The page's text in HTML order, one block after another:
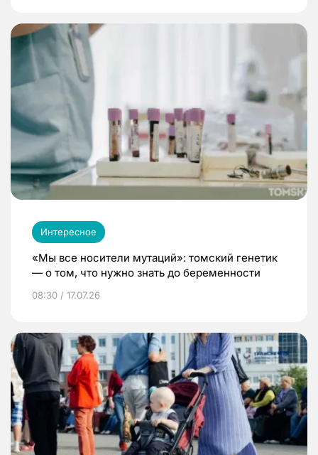
Интересное
«Мы все носители мутаций»: томский генетик
— о том, что нужно знать до беременности
08:30 / 17.07.26